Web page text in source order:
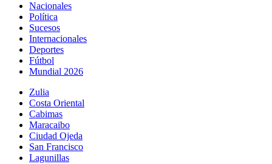
Nacionales
Política
Sucesos
Internacionales
Deportes
Fútbol
Mundial 2026
Zulia
Costa Oriental
Cabimas
Maracaibo
Ciudad Ojeda
San Francisco
Lagunillas